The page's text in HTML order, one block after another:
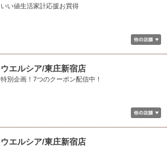
いい値生活家計応援お買得
ウエルシア/東庄新宿店
特別企画！7つのクーポン配信中！
ウエルシア/東庄新宿店